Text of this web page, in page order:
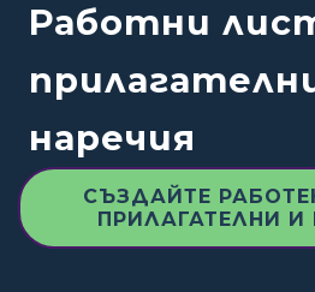
Работни
наречия
СЪЗДАЙТЕ
ПРИЛАГАТЕЛНИ И